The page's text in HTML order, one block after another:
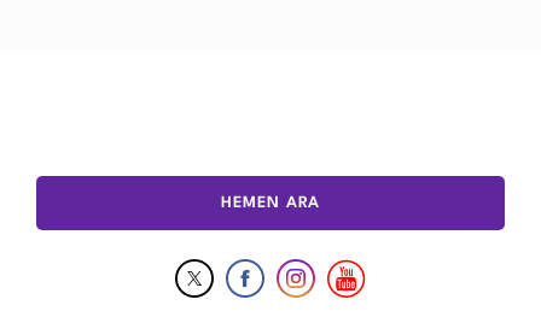
HEMEN ARA